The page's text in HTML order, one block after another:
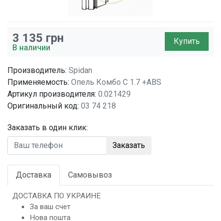
3 135 грн
В наличии
Купить
Производитель: Spidan
Применяемость: Опель Комбо C 1.7 +ABS
Артикул производителя: 0.021429
Оригинальный код: 03 74 218
Заказать в один клик:
Заказать
Доставка Самовывоз
ДОСТАВКА ПО УКРАИНЕ
За ваш счет
Нова пошта